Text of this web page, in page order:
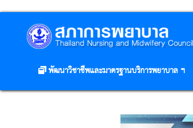
พัฒนาวิชาชีพและมาตรฐานบริการพยาบาล ฯ